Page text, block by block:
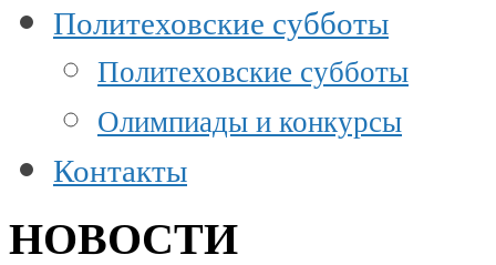
Политеховские субботы
Политеховские субботы
Олимпиады и конкурсы
Контакты
НОВОСТИ